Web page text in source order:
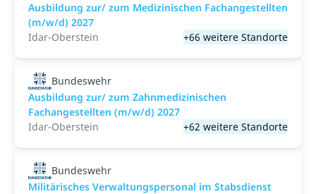
Ausbildung zur/ zum Medizinischen Fachangestellten
(m/w/d) 2027
Idar-Oberstein
+66 weitere Standorte
Bundeswehr
Ausbildung zur/ zum Zahnmedizinischen
Fachangestellten (m/w/d) 2027
Idar-Oberstein
+62 weitere Standorte
Bundeswehr
Militärisches Verwaltungspersonal im Stabsdienst